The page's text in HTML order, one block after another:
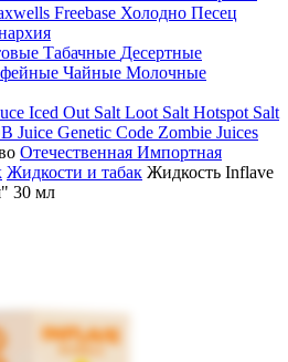
Freebase Холодно Песец
Табачные Десертные
Чайные Молочные
Iced Out Salt Loot Salt Hotspot Salt
Juice Genetic Code Zombie Juices
Отечественная Импортная
Жидкости и табак Жидкость Inflave
30 мл